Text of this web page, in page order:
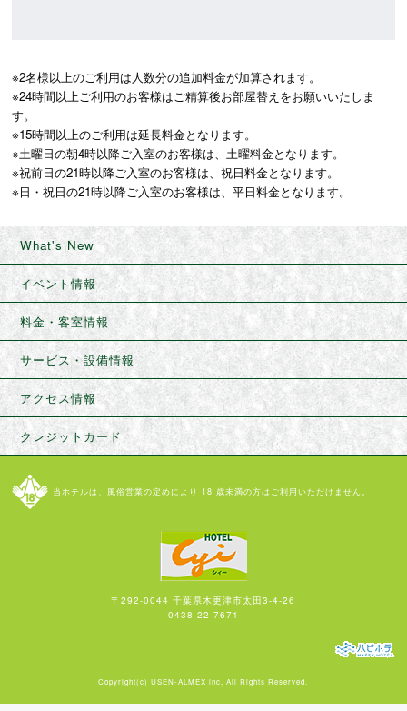
※2名様以上のご利用は人数分の追加料金が加算されます。
※24時間以上ご利用のお客様はご精算後お部屋替えをお願いいたしま
す。
※15時間以上のご利用は延長料金となります。
※土曜日の朝4時以降ご入室のお客様は、土曜料金となります。
※祝前日の21時以降ご入室のお客様は、祝日料金となります。
※日・祝日の21時以降ご入室のお客様は、平日料金となります。
What's New
イベント情報
料金・客室情報
サービス・設備情報
アクセス情報
クレジットカード
当ホテルは、風俗営業の定めにより 18 歳未満の方はご利用いただけません。
〒292-0044 千葉県木更津市太田3-4-26
0438-22-7671
Copyright(c)USEN-ALMEX inc, All Rights Reserved.